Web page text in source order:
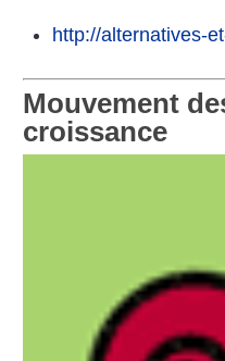
http://alternatives-
Mouvement
croissance